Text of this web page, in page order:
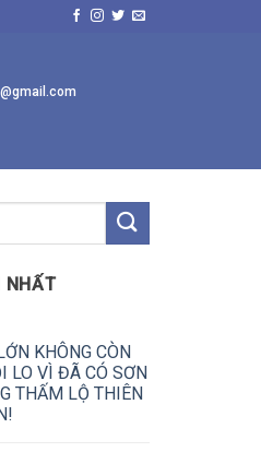
NHẤT
KHÔNG CÒN
LO VÌ ĐÃ CÓ SƠN
THẤM LỘ THIÊN